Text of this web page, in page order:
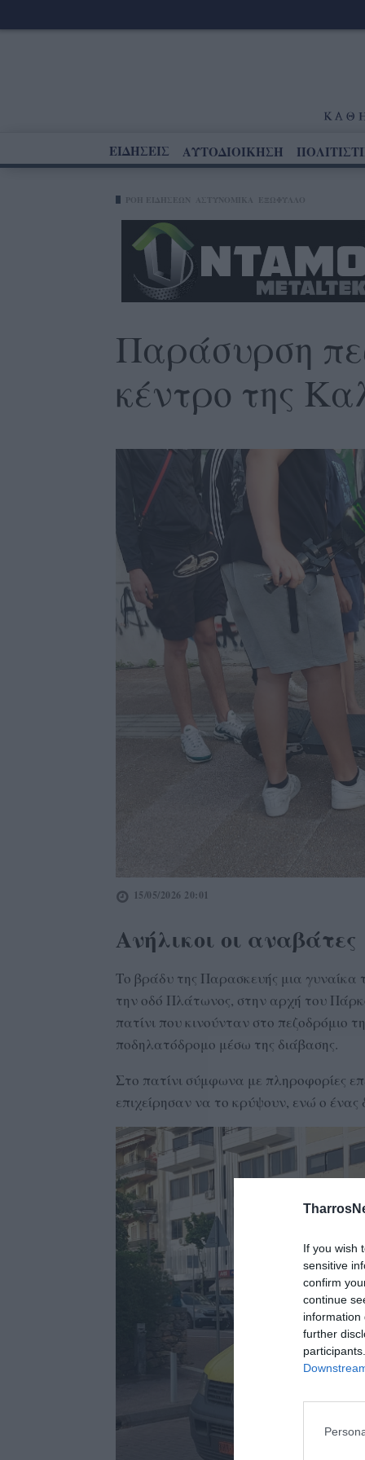
If you wish
sensitive
confirm
continue
information
further
ΕΙΔΗΣΕΙΣ ΑΥΤΟΔΙΟΙΚΗΣΗ
Παράσυρση
κέντρο της
15/05/2026 20:01
Ανήλικοι οι αναβάτες
Το βράδυ της Παρασκευής μια γυναίκα
την οδό Πλάτωνος, στην αρχή του
πατίνι που κινούνταν στο πεζοδρόμιο
ποδηλατόδρομο μέσω της διάβασης.
Στο πατίνι σύμφωνα με πληροφορίες
επιχείρησαν να το κρύψουν, ενώ ο ένας